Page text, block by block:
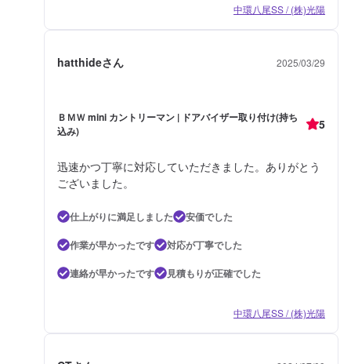
中環八尾SS / (株)光陽
hatthideさん 2025/03/29
ＢＭＷ mini カントリーマン | ドアバイザー取り付け(持ち
込み)
5
迅速かつ丁寧に対応していただきました。ありがとう
ございました。
仕上がりに満足しました
安価でした
作業が早かったです
対応が丁寧でした
連絡が早かったです
見積もりが正確でした
中環八尾SS / (株)光陽